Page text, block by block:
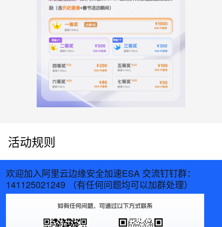
活动规则
欢迎加入阿里云边缘安全加速ESA 交流钉钉群：
141125021249 （有任何问题均可以加群处理）